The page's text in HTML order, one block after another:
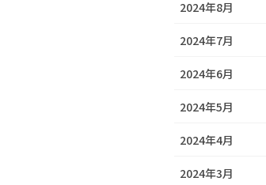
2024年8月
2024年7月
2024年6月
2024年5月
2024年4月
2024年3月